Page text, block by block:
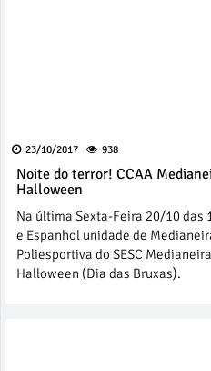
23/10/2017 938
Noite do terror! CCAA
Halloween
Na última Sexta-Feira 20/10 das
e Espanhol unidade de
Poliesportiva do SESC
Halloween (Dia das Bruxas).